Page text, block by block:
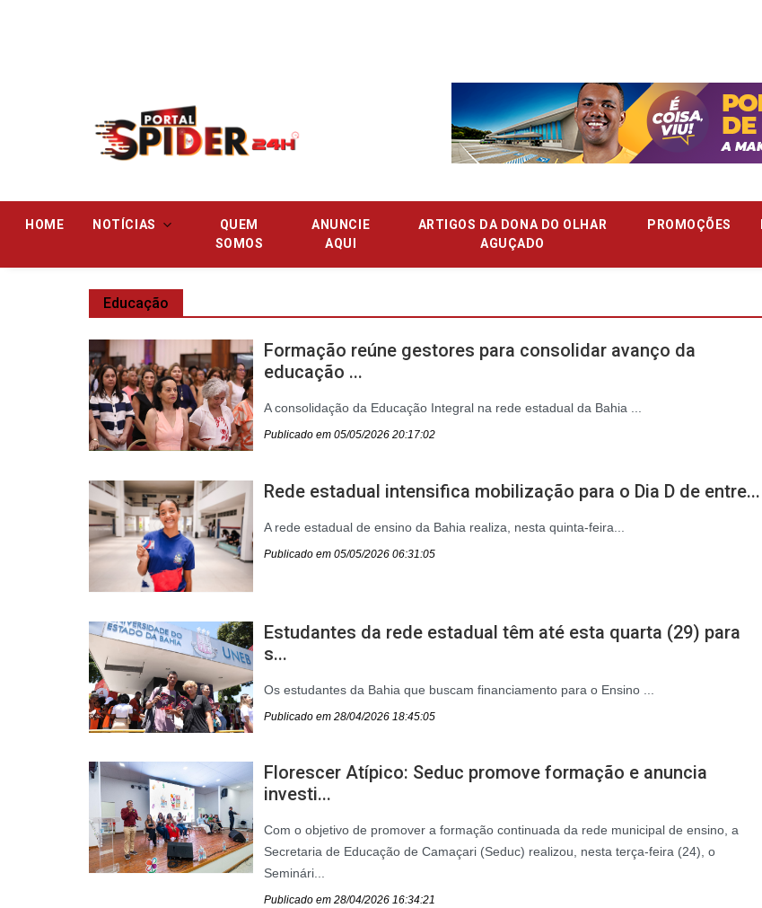
HOME NOTÍCIAS
QUEM
SOMOS
ANUNCIE
AQUI
ARTIGOS DA DONA DO OLHAR
AGUÇADO
PROMOÇÕES
Educação
Formação reúne gestores para consolidar avanço da
educação ...
A consolidação da Educação Integral na rede estadual da Bahia ...
Publicado em 05/05/2026 20:17:02
Rede estadual intensifica mobilização para o Dia D de entre...
A rede estadual de ensino da Bahia realiza, nesta quinta-feira...
Publicado em 05/05/2026 06:31:05
Estudantes da rede estadual têm até esta quarta (29) para
s...
Os estudantes da Bahia que buscam financiamento para o Ensino ...
Publicado em 28/04/2026 18:45:05
Florescer Atípico: Seduc promove formação e anuncia
investi...
Com o objetivo de promover a formação continuada da rede municipal de ensino, a
Secretaria de Educação de Camaçari (Seduc) realizou, nesta terça-feira (24), o
Seminári...
Publicado em 28/04/2026 16:34:21